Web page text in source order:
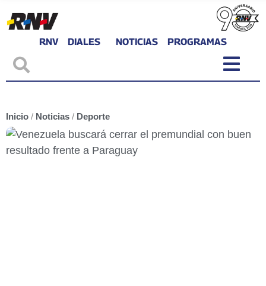
RNV DIALES NOTICIAS PROGRAMAS
Inicio / Noticias / Deporte